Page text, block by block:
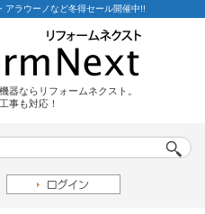
アラウーノなど冬得セール開催中!!
器ならリフォームネクスト。
事も対応！